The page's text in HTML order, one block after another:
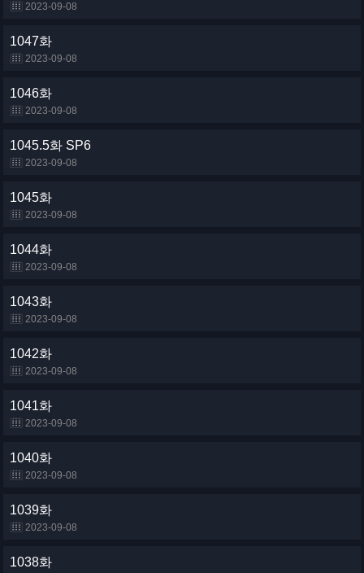
2023-09-08
1047화
2023-09-08
1046화
2023-09-08
1045.5화 SP6
2023-09-08
1045화
2023-09-08
1044화
2023-09-08
1043화
2023-09-08
1042화
2023-09-08
1041화
2023-09-08
1040화
2023-09-08
1039화
2023-09-08
1038화